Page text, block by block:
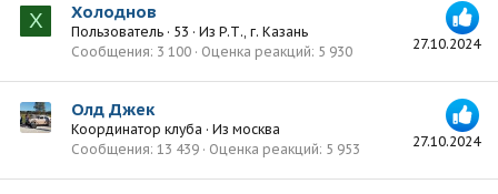
Х
27.10.2024
Холоднов
Пользователь · 53 · Из Р.Т., г. Казань
Сообщения 3 100 Оценка реакций 5 930
27.10.2024
Олд Джек
Координатор клуба · Из москва
Сообщения 13 439 Оценка реакций 5 953